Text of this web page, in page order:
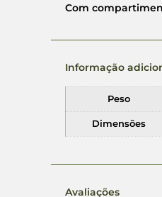
Com
Informação
Peso
Dimensões
Avaliações